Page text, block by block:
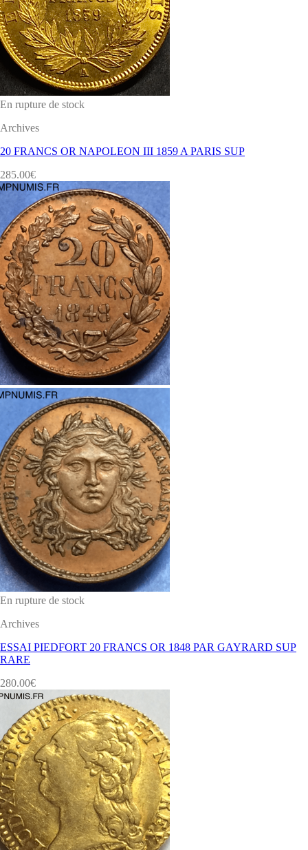
En rupture de stock
Archives
20 FRANCS OR NAPOLEON III 1859 A PARIS SUP
285.00€
En rupture de stock
Archives
ESSAI PIEDFORT 20 FRANCS OR 1848 PAR GAYRARD SUP
RARE
280.00€